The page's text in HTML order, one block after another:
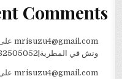
Comments
mrisuzu4@gmail.com
ونش في المطرية|01282505052
mrisuzu4@gmail.com